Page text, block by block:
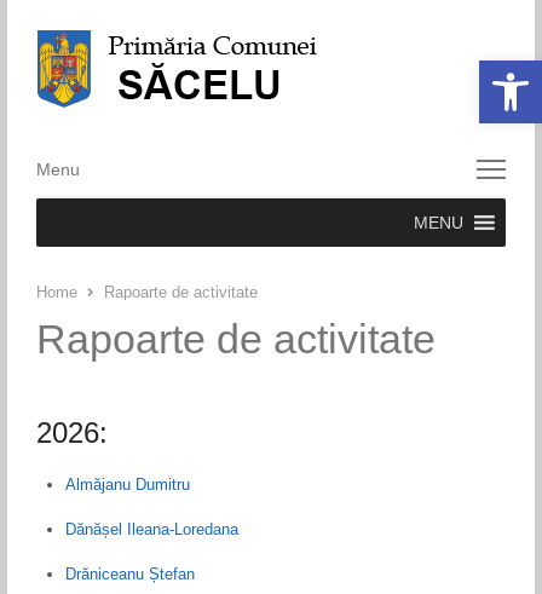
Deschide
Menu
Menu
MENU
Home Rapoarte de activitate
Rapoarte de activitate
2026:
Almăjanu Dumitru
Dănășel Ileana-Loredana
Drăniceanu Ștefan